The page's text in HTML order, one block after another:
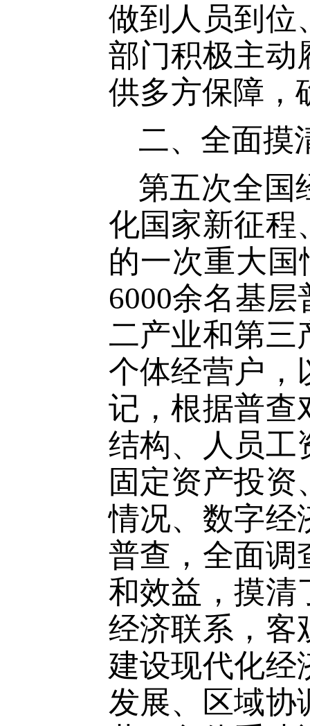
做到人员到位
部门积极主动
供多方保障
二、全面摸
第五次全国
化国家新征程
的一次重大
6000余名基层
二产业和第三
个体经营户，
记，根据普查
结构、人员工
固定资产投
情况、数字经
普查，全面调
和效益，摸清
经济联系，客
建设现代化经
发展、区域协